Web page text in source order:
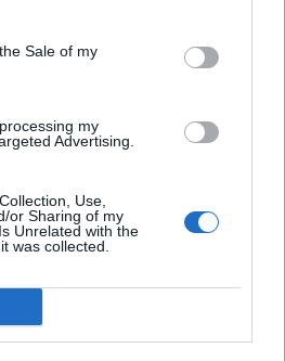
Sale of my
my
Advertising.
Use,
or Sharing of my
Unrelated with the
was collected.
Adéle és az örökölt árnyak
ruhái